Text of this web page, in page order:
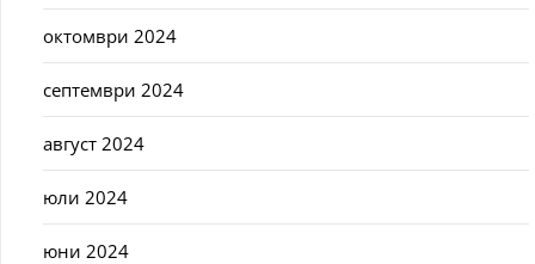
октомври 2024
септември 2024
август 2024
юли 2024
юни 2024